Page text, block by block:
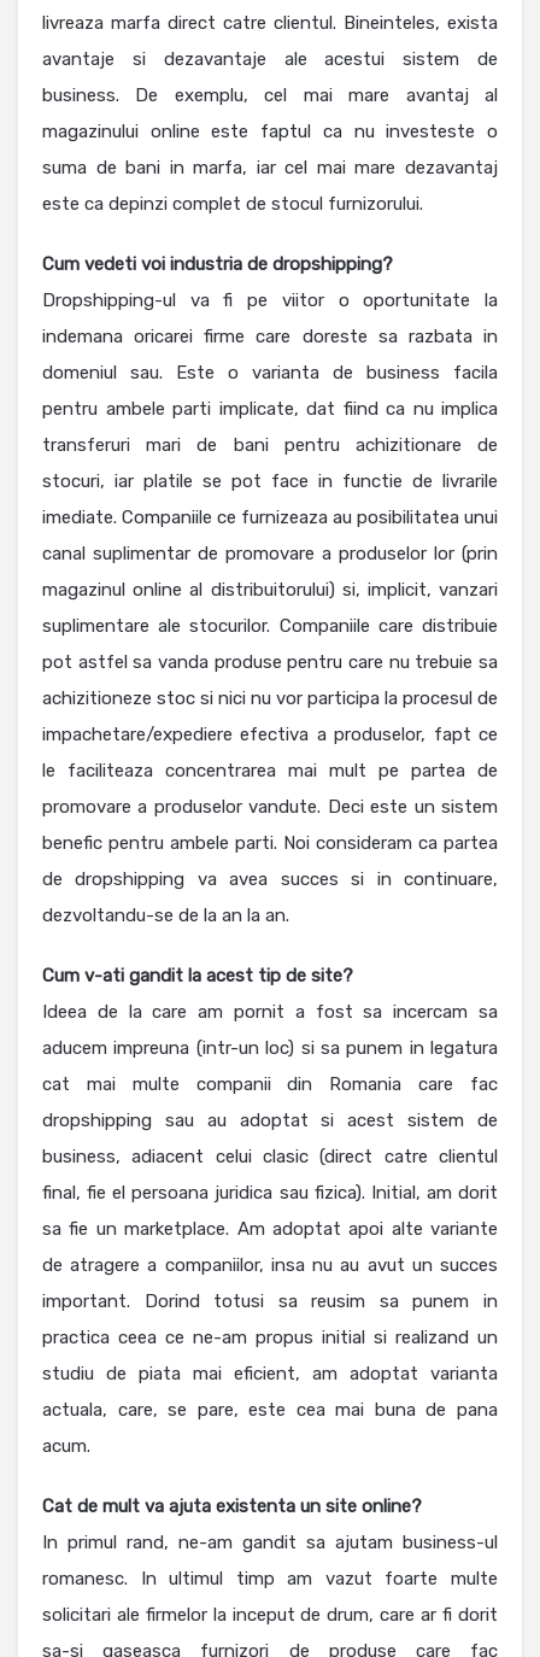
livreaza marfa direct catre clientul. Bineinteles, exista
avantaje si dezavantaje ale acestui sistem de
business. De exemplu, cel mai mare avantaj al
magazinului online este faptul ca nu investeste o
suma de bani in marfa, iar cel mai mare dezavantaj
este ca depinzi complet de stocul furnizorului.
Cum vedeti voi industria de dropshipping?
Dropshipping-ul va fi pe viitor o oportunitate la
indemana oricarei firme care doreste sa razbata in
domeniul sau. Este o varianta de business facila
pentru ambele parti implicate, dat fiind ca nu implica
transferuri mari de bani pentru achizitionare de
stocuri, iar platile se pot face in functie de livrarile
imediate. Companiile ce furnizeaza au posibilitatea unui
canal suplimentar de promovare a produselor lor (prin
magazinul online al distribuitorului) si, implicit, vanzari
suplimentare ale stocurilor. Companiile care distribuie
pot astfel sa vanda produse pentru care nu trebuie sa
achizitioneze stoc si nici nu vor participa la procesul de
impachetare/expediere efectiva a produselor, fapt ce
le faciliteaza concentrarea mai mult pe partea de
promovare a produselor vandute. Deci este un sistem
benefic pentru ambele parti. Noi consideram ca partea
de dropshipping va avea succes si in continuare,
dezvoltandu-se de la an la an.
Cum v-ati gandit la acest tip de site?
Ideea de la care am pornit a fost sa incercam sa
aducem impreuna (intr-un loc) si sa punem in legatura
cat mai multe companii din Romania care fac
dropshipping sau au adoptat si acest sistem de
business, adiacent celui clasic (direct catre clientul
final, fie el persoana juridica sau fizica). Initial, am dorit
sa fie un marketplace. Am adoptat apoi alte variante
de atragere a companiilor, insa nu au avut un succes
important. Dorind totusi sa reusim sa punem in
practica ceea ce ne-am propus initial si realizand un
studiu de piata mai eficient, am adoptat varianta
actuala, care, se pare, este cea mai buna de pana
acum.
Cat de mult va ajuta existenta un site online?
In primul rand, ne-am gandit sa ajutam business-ul
romanesc. In ultimul timp am vazut foarte multe
solicitari ale firmelor la inceput de drum, care ar fi dorit
sa-si gaseasca furnizori de produse care fac